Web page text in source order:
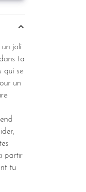
joli
ta
qui se
un
partir
tu